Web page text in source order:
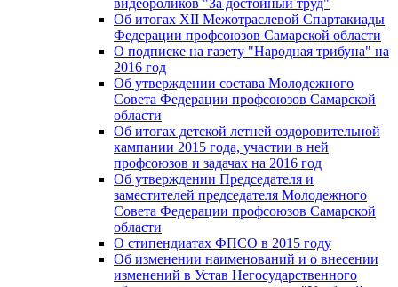
Об итогах XII Межотраслевой Спартакиады
Федерации профсоюзов Самарской области
О подписке на газету "Народная трибуна" на
2016 год
Об утверждении состава Молодежного
Совета Федерации профсоюзов Самарской
области
Об итогах детской летней оздоровительной
кампании 2015 года, участии в ней
профсоюзов и задачах на 2016 год
Об утверждении Председателя и
заместителей председателя Молодежного
Совета Федерации профсоюзов Самарской
области
О стипендиатах ФПСО в 2015 году
Об изменении наименований и о внесении
изменений в Устав Негосударственного